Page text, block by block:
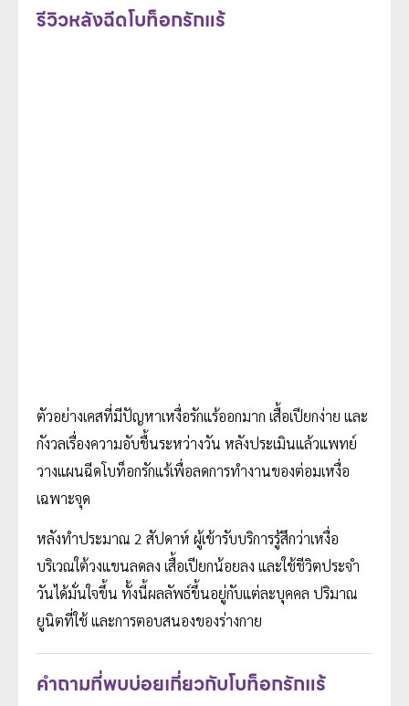
รีวิวหลังฉีดโบท็อกรักแร้
ตัวอย่างเคสที่มีปัญหาเหงื่อรักแร้ออกมาก เสื้อเปียกง่าย และ
กังวลเรื่องความอับชื้นระหว่างวัน หลังประเมินแล้วแพทย์
วางแผนฉีดโบท็อกรักแร้เพื่อลดการทำงานของต่อมเหงื่อ
เฉพาะจุด
หลังทำประมาณ 2 สัปดาห์ ผู้เข้ารับบริการรู้สึกว่าเหงื่อ
บริเวณใต้วงแขนลดลง เสื้อเปียกน้อยลง และใช้ชีวิตประจำ
วันได้มั่นใจขึ้น ทั้งนี้ผลลัพธ์ขึ้นอยู่กับแต่ละบุคคล ปริมาณ
ยูนิตที่ใช้ และการตอบสนองของร่างกาย
คำถามที่พบบ่อยเกี่ยวกับโบท็อกรักแร้